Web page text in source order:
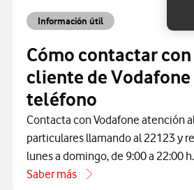
Información útil
Cómo contactar
cliente de
teléfono
Contacta con Vodafone atención
particulares llamando al 22123 y
lunes a domingo, de 9:00 a 22:00
Saber más
acerca de Cómo contactar con